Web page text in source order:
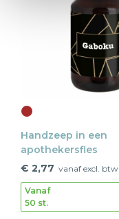
Handzeep in een
apothekersfles
€ 2,77 vanaf excl. btw
Vanaf
50 st.